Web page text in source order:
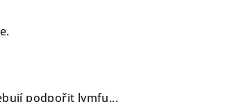
podpořit lymfu...